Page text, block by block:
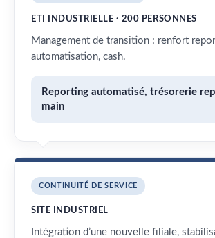
ETI INDUSTRIELLE · 200 PERSONNES
Management de transition : renfort
automatisation, cash.
Reporting automatisé, trésorerie
main
CONTINUITÉ DE SERVICE
SITE INDUSTRIEL
Intégration d’une nouvelle filiale,